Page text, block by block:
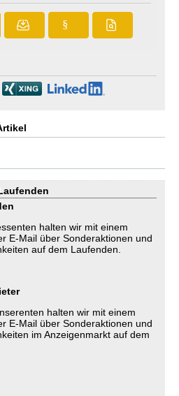
§
halten wir mit einem
E-Mail über Sonderaktionen und
auf dem Laufenden.
halten wir mit einem
E-Mail über Sonderaktionen und
im Anzeigenmarkt auf dem